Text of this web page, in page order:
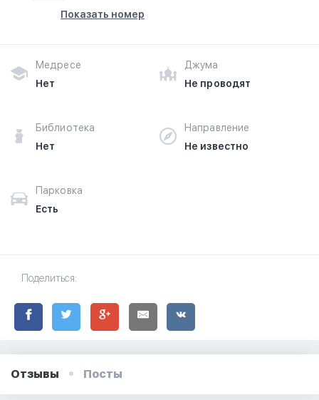
Показать номер
Медресе
Нет
Джума
Не проводят
Библиотека
Нет
Направление
Не известно
Парковка
Есть
Поделиться:
Отзывы Посты